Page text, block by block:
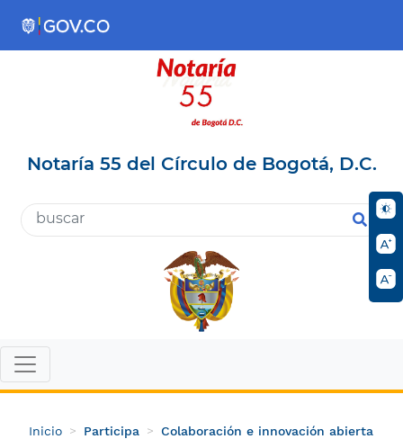
Notaría 55 del Círculo de Bogotá, D.C.
Inicio Participa Colaboración e innovación abierta